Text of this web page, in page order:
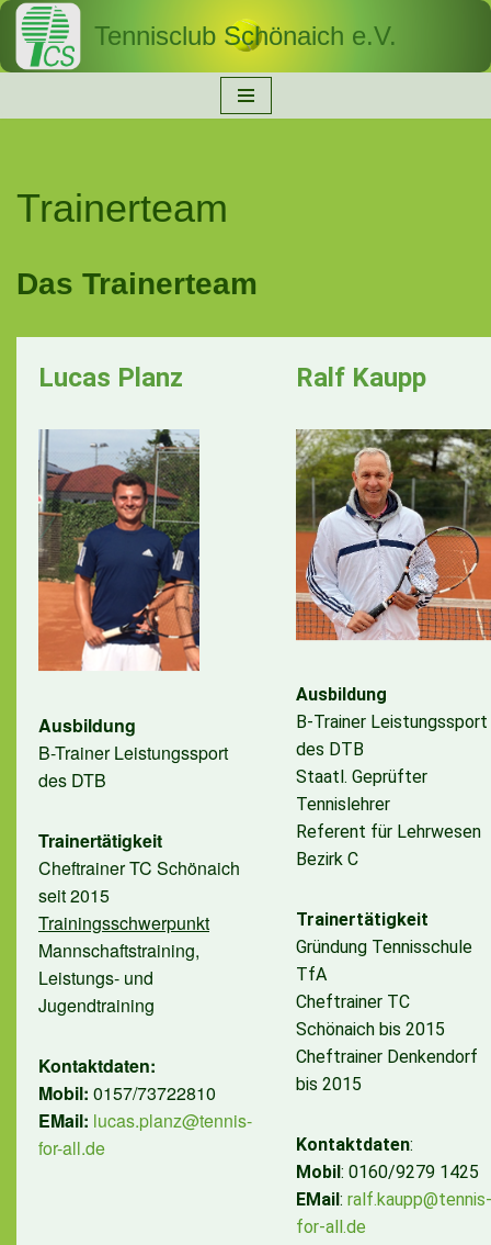
Zum
Tennisclub Schönaich e.V.
Trainerteam
Das Trainerteam
Lucas Planz
Ausbildung
B-Trainer Leistungssport
des DTB
Trainertätigkeit
Cheftrainer TC Schönaich
seit 2015
Trainingsschwerpunkt
Mannschaftstraining,
Leistungs- und
Jugendtraining
Kontaktdaten:
Mobil: 0157/73722810
EMail: lucas.planz@tennis-
for-all.de
Ralf Kaupp
Ausbildung
B-Trainer Leistungssport
des DTB
Staatl. Geprüfter
Tennislehrer
Referent für Lehrwesen
Bezirk C
Trainertätigkeit
Gründung Tennisschule
TfA
Cheftrainer TC
Schönaich bis 2015
Cheftrainer Denkendorf
bis 2015
Kontaktdaten:
Mobil : 0160/9279 1425
EMail : ralf.kaupp@tennis-
for-all.de